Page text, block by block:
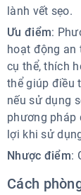
lành vết sẹo.
Ưu điểm:
hoạt động an
cụ thể, thích
thể giúp điều
nếu sử dụng
phương pháp
lợi khi sử
Nhược điểm:
Cách